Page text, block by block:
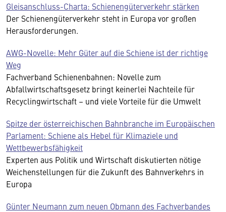
Gleisanschluss-Charta: Schienengüterverkehr stärken
Der Schienengüterverkehr steht in Europa vor großen
Herausforderungen.
AWG-Novelle: Mehr Güter auf die Schiene ist der richtige
Weg
Fachverband Schienenbahnen: Novelle zum
Abfallwirtschaftsgesetz bringt keinerlei Nachteile für
Recyclingwirtschaft – und viele Vorteile für die Umwelt
Spitze der österreichischen Bahnbranche im Europäischen
Parlament: Schiene als Hebel für Klimaziele und
Wettbewerbsfähigkeit
Experten aus Politik und Wirtschaft diskutierten nötige
Weichenstellungen für die Zukunft des Bahnverkehrs in
Europa
Günter Neumann zum neuen Obmann des Fachverbandes